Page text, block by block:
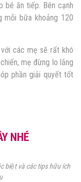
bé ăn tiếp. Bên cạnh
mỗi bữa khoảng 120
các mẹ sẽ rất khó
mẹ đừng lo lắng
phần giải quyết tốt
NHÉ
biệt và các tips hữu ích